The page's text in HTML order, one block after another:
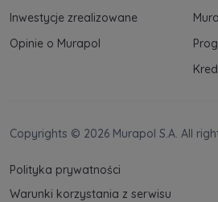
Inwestycje zrealizowane
Opinie o Murapol
Copyrights © 2026 Murapol S.A. All
Polityka prywatności
Warunki korzystania z serwisu